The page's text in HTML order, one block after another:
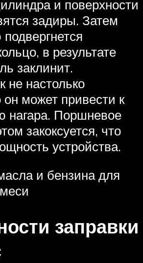
и поверхности
задиры. Затем
в результате
заклинит.
не настолько
он может привести к
нагара. Поршневое
закоксуется, что
устройства.
и бензина для
заправки